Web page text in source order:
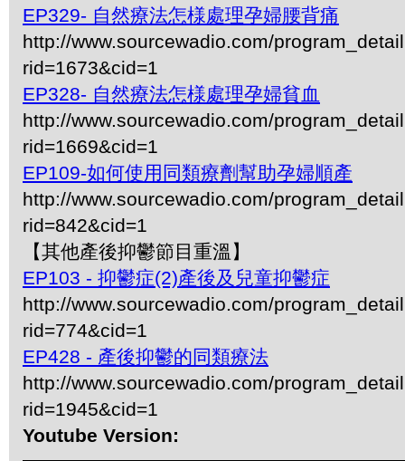
EP329- 自然療法怎様處理孕婦腰背痛
http://www.sourcewadio.com/
rid=1673&cid=1
EP328- 自然療法怎様處理孕婦貧血
http://www.sourcewadio.com/
rid=1669&cid=1
EP109-如何使用同類療劑幫助孕婦順產
http://www.sourcewadio.com/
rid=842&cid=1
【其他產後抑鬱節目重溫】
EP103 - 抑鬱症(2)產後及兒童抑鬱症
http://www.sourcewadio.com/
rid=774&cid=1
EP428 - 產後抑鬱的同類療法
http://www.sourcewadio.com/
rid=1945&cid=1
Youtube Version: